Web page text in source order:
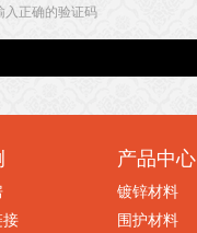
入正确的验证码
产品中心
镀锌材料
围护材料